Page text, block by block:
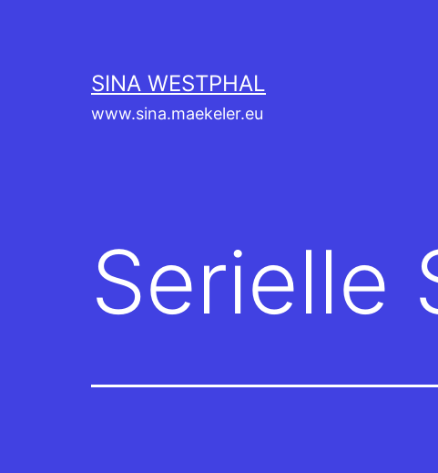
SINA WESTPHAL
www.sina.maekeler.eu
Serielle